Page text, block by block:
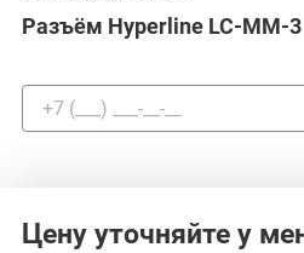
Разъём Hyperline LC-MM-3
Цену уточняйте у